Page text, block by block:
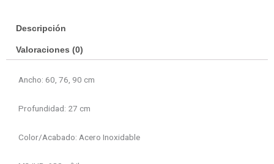
Descripción
Valoraciones (0)
Ancho: 60, 76, 90 cm
Profundidad: 27 cm
Color/Acabado: Acero Inoxidable